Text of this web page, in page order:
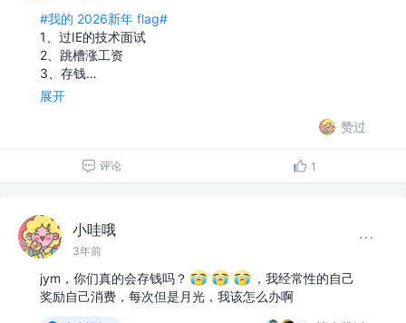
#我的 2026新年 flag#
1、过IE的技术面试
2、跳槽涨工资
3、存钱…
展开
赞过
评论 1
小哇哦
3年前
jym，你们真的会存钱吗？
，我经常性的自己
奖励自己消费，每次但是月光，我该怎么办啊